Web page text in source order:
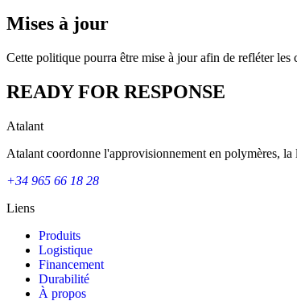
Mises à jour
Cette politique pourra être mise à jour afin de refléter les
READY FOR RESPONSE
Atalant
Atalant coordonne l'approvisionnement en polymères,
+34 965 66 18 28
Liens
Produits
Logistique
Financement
Durabilité
À propos